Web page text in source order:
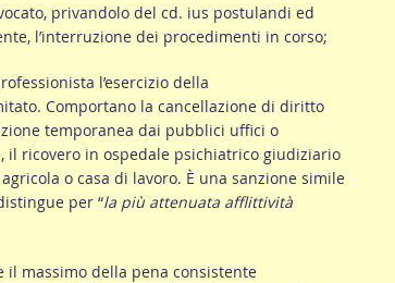
privandolo del cd. ius postulandi ed
l’interruzione dei procedimenti in corso;
l’esercizio della
Comportano la cancellazione di diritto
temporanea dai pubblici uffici o
il ricovero in ospedale psichiatrico giudiziario
o casa di lavoro. È una sanzione simile
per “la più attenuata afflittività
il massimo della pena consistente